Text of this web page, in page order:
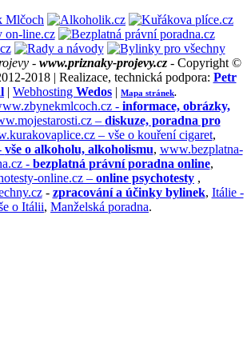
- www.priznaky-projevy.cz - Copyright ©
2018 | Realizace, technická podpora: Petr
| Webhosting Wedos | Mapa stránek.
- informace, obrázky,
– diskuze, poradna pro
– vše o kouření cigaret,
vše o alkoholu, alkoholismu, www.bezplatna-
- bezplatná právní poradna online,
online.cz – online psychotesty ,
- zpracování a účinky bylinek, Itálie -
o Itálii, Manželská poradna.